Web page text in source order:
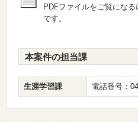
PDFファイルをご覧になる
です。
本案件の担当課
生涯学習課 電話番号：